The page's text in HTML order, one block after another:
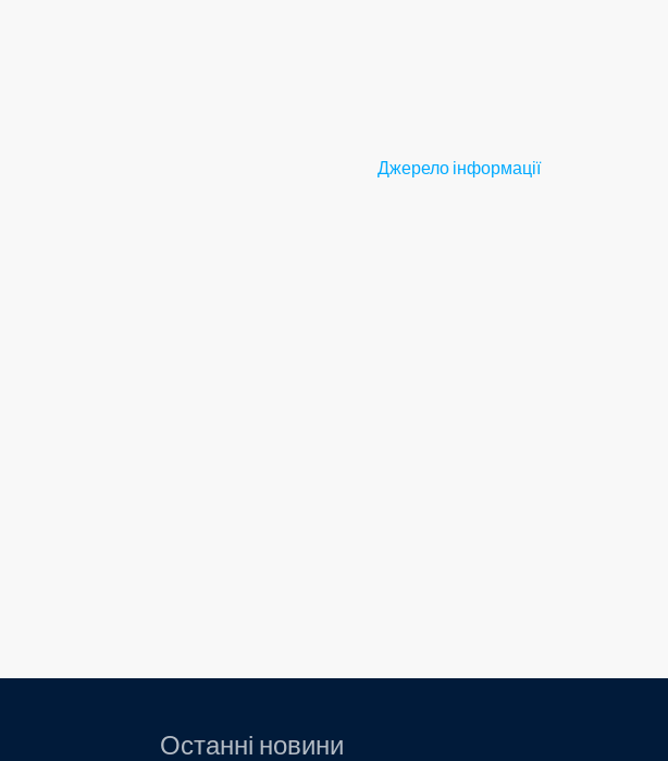
Джерело інформації
Останні новини